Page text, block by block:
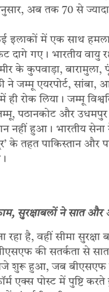
अब तक 70 से
में एक साथ हमला
दागे गए। भारतीय वायु
के कुपवाड़ा,
ने जम्मू एयरपोर्ट,
रोक लिया। जम्मू
पठानकोट और
नहीं हुआ। भारतीय सेना
के तहत पाकिस्तान और
सुरक्षाबलों ने सात और
रहा है, वहीं सीमा
की सतर्कता से
शुरू हुआ, जब बीएसएफ
एक्स पोस्ट में पुष्टि